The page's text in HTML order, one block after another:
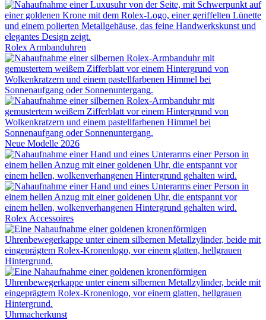
Rolex Armbanduhren
Neue Modelle 2026
Rolex Accessoires
Uhrmacherkunst